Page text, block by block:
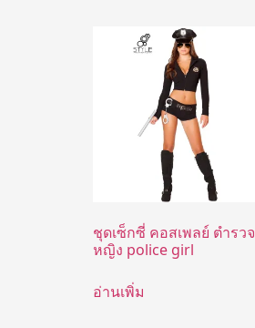
ชุดเซ็กซี่ คอสเพลย์ ตำรวจ
หญิง police girl
อ่านเพิ่ม